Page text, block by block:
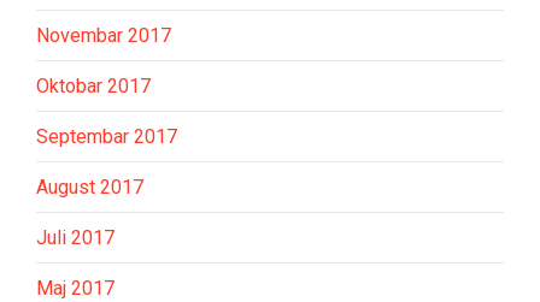
Novembar 2017
Oktobar 2017
Septembar 2017
August 2017
Juli 2017
Maj 2017